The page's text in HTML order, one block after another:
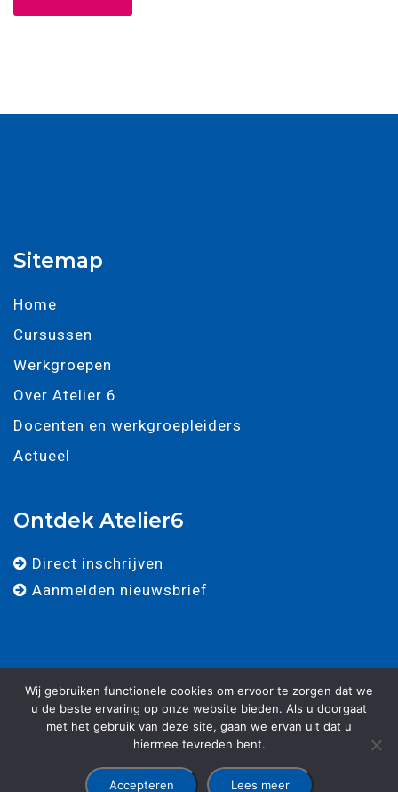
Sitemap
Home
Cursussen
Werkgroepen
Over Atelier 6
Docenten en werkgroepleiders
Actueel
Ontdek Atelier6
Direct inschrijven
Aanmelden nieuwsbrief
© 2025 - Atelier 6 - Alle rechten voorbehouden. -Algemene
Group B.V.
Wij gebruiken functionele cookies om ervoor te zorgen dat we
u de beste ervaring op onze website bieden. Als u doorgaat
met het gebruik van deze site, gaan we ervan uit dat u
hiermee tevreden bent.
Accepteren Lees meer